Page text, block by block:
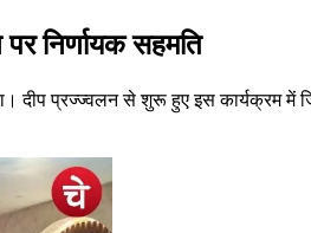
निर्णायक सहमति
प्रज्ज्वलन से शुरू हुए इस कार्यक्रम में